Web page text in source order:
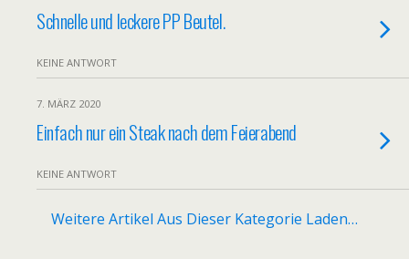
Schnelle und leckere PP Beutel.
KEINE ANTWORT
7. MÄRZ 2020
Einfach nur ein Steak nach dem Feierabend
KEINE ANTWORT
Weitere Artikel Aus Dieser Kategorie Laden…